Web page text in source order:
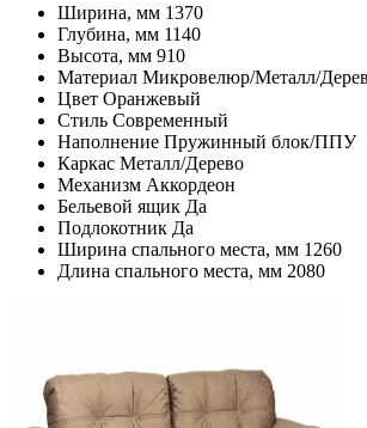
Ширина, мм 1370
Глубина, мм 1140
Высота, мм 910
Материал Микровелюр/Металл/
Цвет Оранжевый
Стиль Современный
Наполнение Пружинный блок/ППУ
Каркас Металл/Дерево
Механизм Аккордеон
Бельевой ящик Да
Подлокотник Да
Ширина спального места, мм 1260
Длина спального места, мм 2080